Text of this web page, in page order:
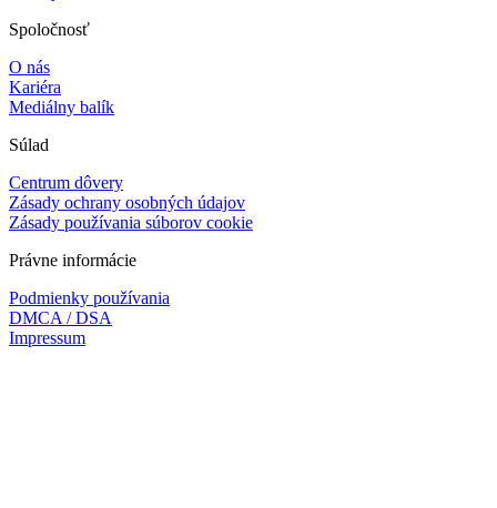
Spoločnosť
O nás
Kariéra
Mediálny balík
Súlad
Centrum dôvery
Zásady ochrany osobných údajov
Zásady používania súborov cookie
Právne informácie
Podmienky používania
DMCA / DSA
Impressum